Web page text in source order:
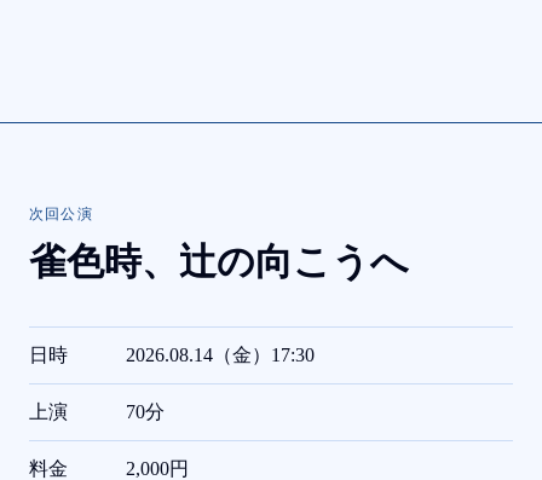
次回公演
雀色時、 辻の向こうへ
日時 2026.08.14（金）17:30
上演 70分
料金 2,000円